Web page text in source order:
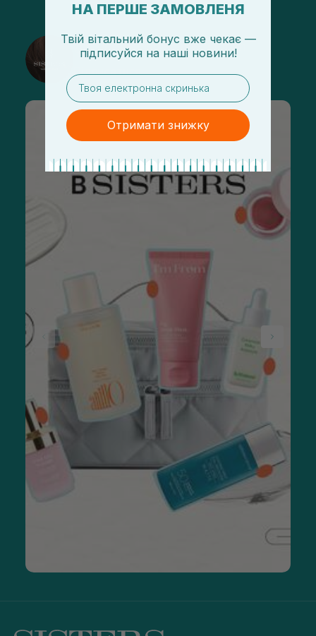
@sisters_stelmakh в Instagram
Підписатися
НА ПЕРШЕ ЗАМОВЛЕНЯ
Твій вітальний бонус вже чекає —
підписуйся на наші новини!
email
Отримати знижку